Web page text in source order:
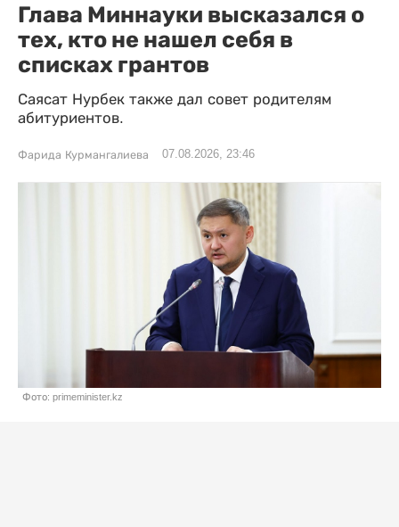
Глава Миннауки высказался о
тех, кто не нашел себя в
списках грантов
Саясат Нурбек также дал совет родителям
абитуриентов.
Фарида Курмангалиева 07.08.2026, 23:46
Фото: primeminister.kz